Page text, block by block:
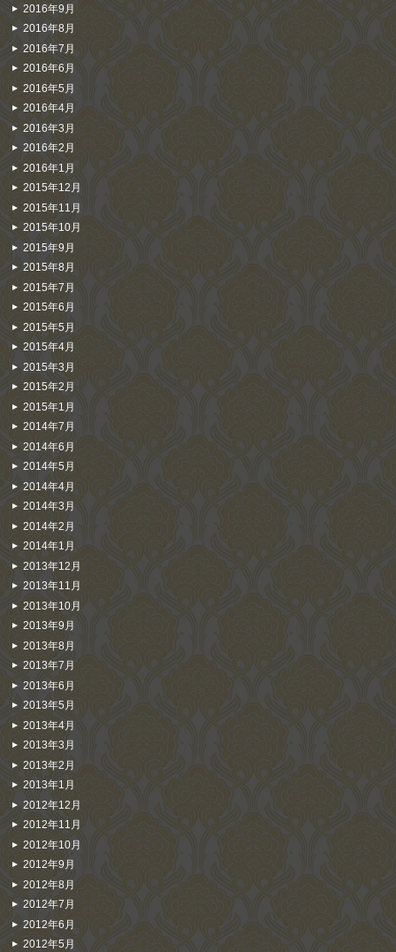
2016年9月
2016年8月
2016年7月
2016年6月
2016年5月
2016年4月
2016年3月
2016年2月
2016年1月
2015年12月
2015年11月
2015年10月
2015年9月
2015年8月
2015年7月
2015年6月
2015年5月
2015年4月
2015年3月
2015年2月
2015年1月
2014年7月
2014年6月
2014年5月
2014年4月
2014年3月
2014年2月
2014年1月
2013年12月
2013年11月
2013年10月
2013年9月
2013年8月
2013年7月
2013年6月
2013年5月
2013年4月
2013年3月
2013年2月
2013年1月
2012年12月
2012年11月
2012年10月
2012年9月
2012年8月
2012年7月
2012年6月
2012年5月